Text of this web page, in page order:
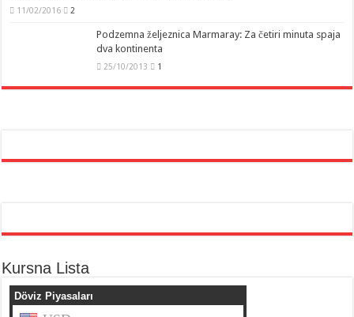
11/02/2016 2
Podzemna željeznica Marmaray: Za četiri minuta spaja
dva kontinenta
25/10/2013 1
Kursna Lista